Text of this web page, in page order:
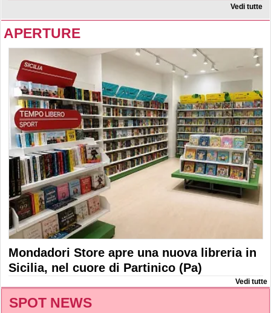
Vedi tutte
APERTURE
Mondadori Store apre una nuova libreria in
Sicilia, nel cuore di Partinico (Pa)
Vedi tutte
SPOT NEWS